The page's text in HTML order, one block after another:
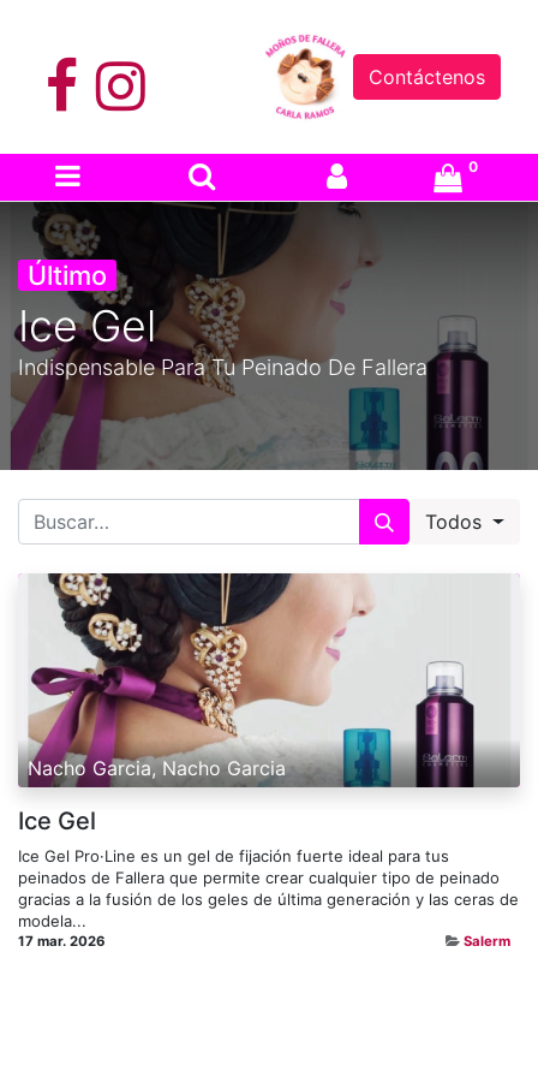
Contáctenos
0
Último
Ice Gel
Indispensable Para Tu Peinado De Fallera
Todos
Nacho Garcia, Nacho Garcia
Ice Gel
Ice Gel Pro·Line es un gel de fijación fuerte ideal para tus
peinados de Fallera que permite crear cualquier tipo de peinado
gracias a la fusión de los geles de última generación y las ceras de
modela...
17 mar. 2026 Salerm